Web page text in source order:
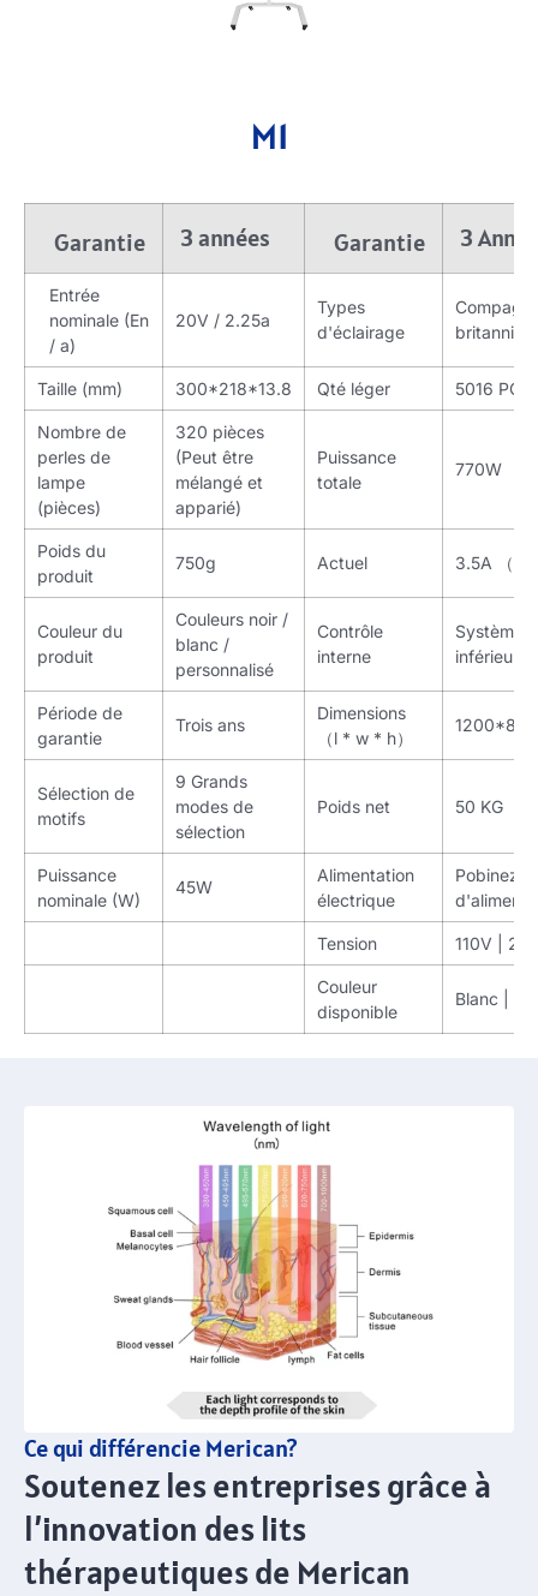
M1
Garantie 3 années Garantie 3
Entrée
nominale (En
/ a)
20V / 2.25a
Types
d'éclairage
Taille (mm) 300*218*13.8 Qté léger 5016
Nombre de
perles de
lampe
(pièces)
320 pièces
(Peut être
mélangé et
apparié)
Puissance
totale
770W
Poids du
produit
750g Actuel 3.5A （
Couleur du
produit
Couleurs noir /
blanc /
personnalisé
Contrôle
interne
Système
inférieur
Période de
garantie
Trois ans
Dimensions
（l * w * h）
Sélection de
motifs
9 Grands
modes de
sélection
Poids net 50 KG
Puissance
nominale (W)
45W
Alimentation
électrique
Pobinez
Tension 110V |
Couleur
disponible
Blanc |
Ce qui différencie Merican?
Soutenez les entreprises grâce à
l’innovation des lits
thérapeutiques de Merican